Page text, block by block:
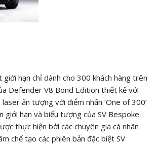
giới hạn chỉ dành cho 300 khách hàng trên
Defender V8 Bond Edition thiết kế với
ấn tượng với điểm nhấn ‘One of 300’
giới hạn và biểu tượng của SV Bespoke.
thực hiện bởi các chuyên gia cá nhân
chế tạo các phiên bản đặc biệt SV